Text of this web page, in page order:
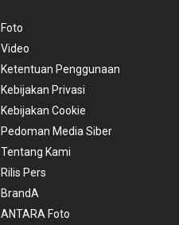
Foto
Video
Ketentuan Penggunaan
Kebijakan Privasi
Kebijakan Cookie
Pedoman Media Siber
Tentang Kami
Rilis Pers
BrandA
ANTARA Foto